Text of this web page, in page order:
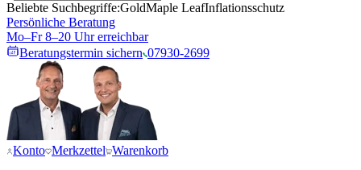
Beliebte Suchbegriffe:GoldMaple LeafInflationsschutz
Persönliche Beratung
Mo–Fr 8–20 Uhr erreichbar
Beratungstermin sichern 07930-2699
Konto Merkzettel Warenkorb